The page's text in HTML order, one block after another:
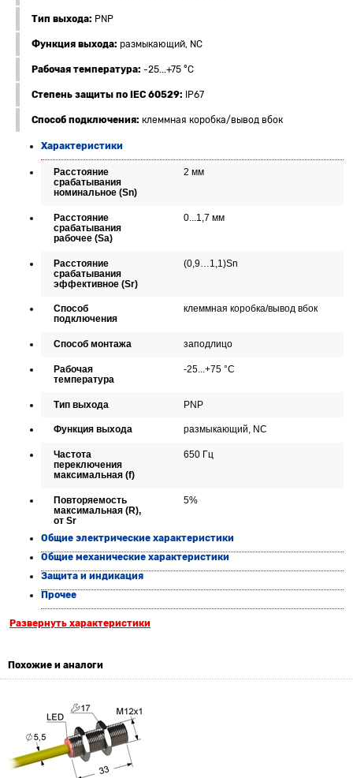
Тип выхода: PNP
Функция выхода: размыкающий, NC
Рабочая температура: -25...+75 °C
Степень защиты по IEC 60529: IP67
Способ подключения: клеммная коробка/вывод вбок
Характеристики
Расстояние
срабатывания
номинальное (Sn)
2 мм
Расстояние
срабатывания
рабочее (Sa)
0...1,7 мм
Расстояние
срабатывания
эффективное (Sr)
(0,9…1,1)Sn
Способ
подключения
клеммная коробка/вывод вбок
Способ монтажа заподлицо
Рабочая
температура
-25...+75 °C
Тип выхода PNP
Функция выхода размыкающий, NC
Частота
переключения
максимальная (f)
650 Гц
Повторяемость
максимальная (R),
от Sr
5%
Общие электрические характеристики
Общие механические характеристики
Защита и индикация
Прочее
Развернуть характеристики
Похожие и аналоги